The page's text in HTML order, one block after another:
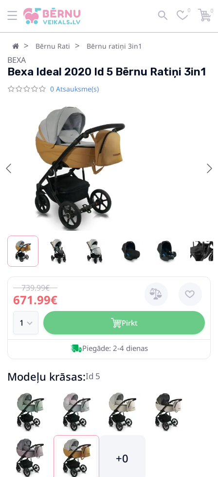
0 0
Bērnu Rati Bērnu ratiņi 3in1
BEXA
Bexa Ideal 2020 Id 5 Bērnu Ratiņi 3in1
0 Atsauksme(s)
671.99€
739.99€
Pirkt
Piegāde: 2-4 dienas
Modeļu krāsas:Id 5
+0